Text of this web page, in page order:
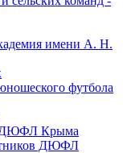
имени А. Н.
футбола
ДЮФЛ Крыма
ДЮФЛ